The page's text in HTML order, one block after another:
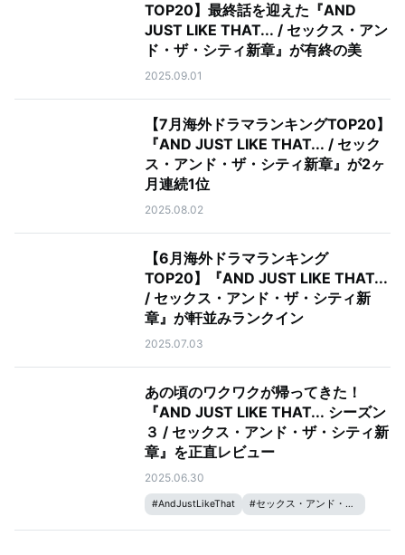
TOP20】最終話を迎えた『AND
JUST LIKE THAT... / セックス・アン
ド・ザ・シティ新章』が有終の美
2025.09.01
【7月海外ドラマランキングTOP20】
『AND JUST LIKE THAT... / セック
ス・アンド・ザ・シティ新章』が2ヶ
月連続1位
2025.08.02
【6月海外ドラマランキング
TOP20】『AND JUST LIKE THAT...
/ セックス・アンド・ザ・シティ新
章』が軒並みランクイン
2025.07.03
あの頃のワクワクが帰ってきた！
『AND JUST LIKE THAT... シーズン
３ / セックス・アンド・ザ・シティ新
章』を正直レビュー
2025.06.30
#AndJustLikeThat #セックス・アンド・ザ・シティ